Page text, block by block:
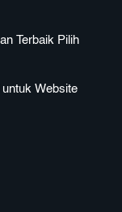
Terbaik Pilih
Website